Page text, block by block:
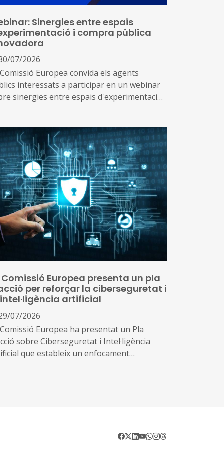
Sinergies entre espais
i compra pública
07/2026
Europea convida els agents
interessats a participar en un webinar
sinergies entre espais d'experimentació i
Comissió Europea presenta un pla
per reforçar la ciberseguretat i
artificial
07/2026
Europea ha presentat un Pla
sobre Ciberseguretat i Intel·ligència
que estableix un enfocament